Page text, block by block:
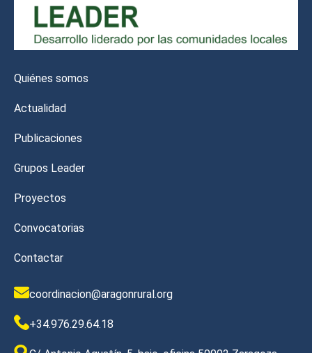
Quiénes somos
Actualidad
Publicaciones
Grupos Leader
Proyectos
Convocatorias
Contactar
coordinacion@aragonrural.org
+34.976.29.64.18